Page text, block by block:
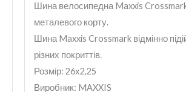
Шина велосипедна Maxxis Crossmark
металевого корту.
Шина Maxxis Crossmark відмінно
різних покриттів.
Розмір: 26х2,25
Виробник: MAXXIS